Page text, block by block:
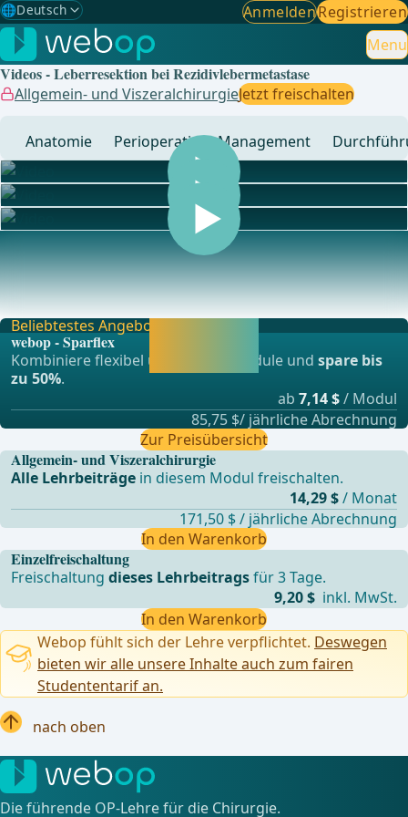
🌐Deutsch
Gewählte Sprache: Deutsch
🇩🇪 Deutsch ✓
🇬🇧English
🇧🇷Brasilianisch
AnmeldenRegistrieren
Menu
Videos - Leberresektion bei Rezidivlebermetastase
Allgemein- und ViszeralchirurgieJetzt freischalten
Anatomie Perioperatives Management
... - Operationen aus der Allgemein-, Viszeral- und
Transplationschirurgie, Gefässchirurgie und Thor
Einzelfreischaltung
Freischaltungdieses Lehrbeitragsfür 3 Tage.
9,20 $ inkl. MwSt.
In den Warenkorb
Beliebtestes Angebot
webop - Sparflex
Kombiniere flexibel unsere Lernmodule undspare bis
zu 50%.
ab 7,14 $/ Modul
85,75 $/ jährliche Abrechnung
Zur Preisübersicht
Allgemein- und Viszeralchirurgie
Alle Lehrbeiträge in diesem Modul freischalten.
14,29 $/ Monat
171,50 $ / jährliche Abrechnung
In den Warenkorb
Webop fühlt sich der Lehre verpflichtet. Deswegen
bieten wir alle unsere Inhalte auch zum fairen
Studententarif an.
nach oben
Die führende OP-Lehre für die Chirurgie.